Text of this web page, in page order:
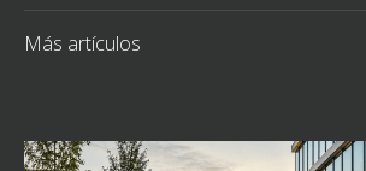
Más artículos